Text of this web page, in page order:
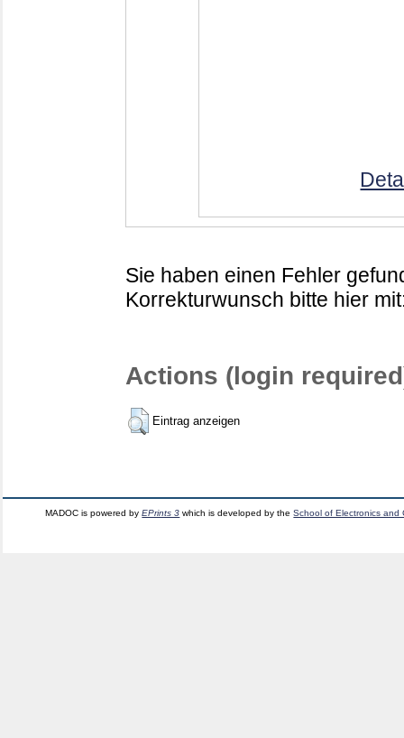
Sie haben einen Fehler
Korrekturwunsch bitte hier
Actions (login
Eintrag anzeigen
MADOC is powered byEPrints 3 which is developed by theSchool of Electronics and